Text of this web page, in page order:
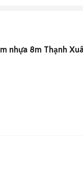
nhựa 8m Thạnh